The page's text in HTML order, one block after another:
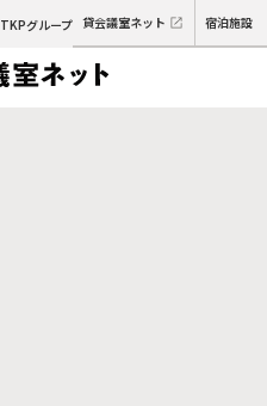
TKPグループ 貸会議室ネット 宿泊施設